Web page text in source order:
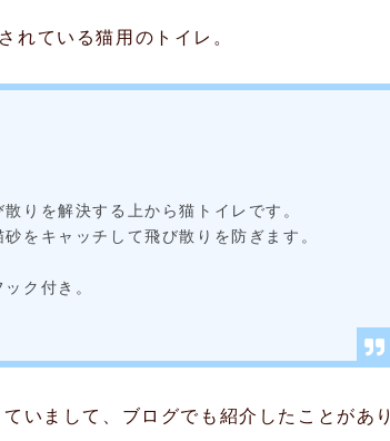
れている猫用のトイレ。
りを解決する上から猫トイレです。
をキャッチして飛び散りを防ぎます。
ク付き。
いまして、ブログでも紹介したことがあり